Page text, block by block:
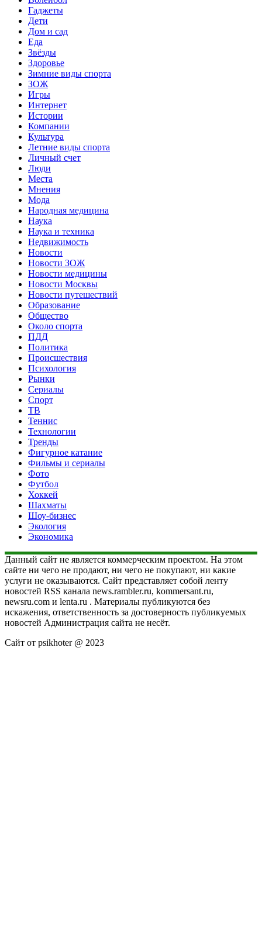
Гаджеты
Дети
Дом и сад
Еда
Звёзды
Здоровье
Зимние виды спорта
ЗОЖ
Игры
Интернет
Истории
Компании
Культура
Летние виды спорта
Личный счет
Люди
Места
Мнения
Мода
Народная медицина
Наука
Наука и техника
Недвижимость
Новости
Новости ЗОЖ
Новости медицины
Новости Москвы
Новости путешествий
Образование
Общество
Около спорта
ПДД
Политика
Происшествия
Психология
Рынки
Сериалы
Спорт
ТВ
Теннис
Технологии
Тренды
Фигурное катание
Фильмы и сериалы
Фото
Футбол
Хоккей
Шахматы
Шоу-бизнес
Экология
Экономика
Данный сайт не является коммерческим проектом. На этом
сайте ни чего не продают, ни чего не покупают, ни какие
услуги не оказываются. Сайт представляет собой ленту
новостей RSS канала news.rambler.ru, kommersant.ru,
newsru.com и lenta.ru . Материалы публикуются без
искажения, ответственность за достоверность публикуемых
новостей Администрация сайта не несёт.
Сайт от psikhoter @ 2023